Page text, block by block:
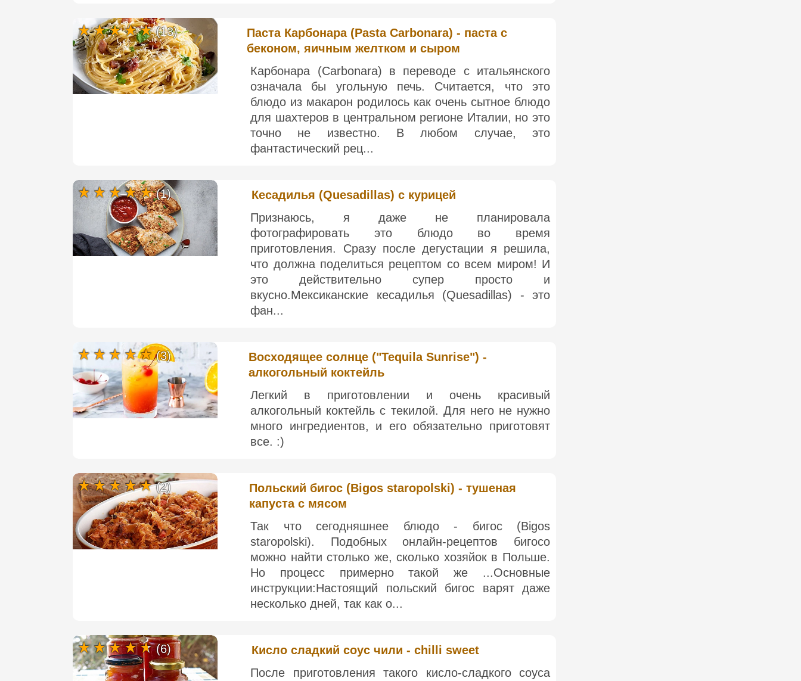
Паста Карбонара (Pasta Carbonara) - паста с
беконом, яичным желтком и сыром
Карбонара (Carbonara) в переводе с итальянского
означала бы угольную печь. Считается, что это
блюдо из макарон родилось как очень сытное блюдо
для шахтеров в центральном регионе Италии, но это
точно не известно. В любом случае, это
фантастический рец...
(13)
Кесадилья (Quesadillas) с курицей
Признаюсь, я даже не планировала
фотографировать это блюдо во время
приготовления. Сразу после дегустации я решила,
что должна поделиться рецептом со всем миром! И
это действительно супер просто и
вкусно.Мексиканские кесадилья (Quesadillas) - это
фан...
(1)
Восходящее солнце ("Tequila Sunrise") -
алкогольный коктейль
Легкий в приготовлении и очень красивый
алкогольный коктейль с текилой. Для него не нужно
много ингредиентов, и его обязательно приготовят
все. :)
(3)
Польский бигос (Bigos staropolski) - тушеная
капуста с мясом
Так что сегодняшнее блюдо - бигос (Bigos
staropolski). Подобных онлайн-рецептов бигосо
можно найти столько же, сколько хозяйок в Польше.
Но процесс примерно такой же ...Основные
инструкции:Настоящий польский бигос варят даже
несколько дней, так как о...
(2)
Кисло сладкий соус чили - chilli sweet
После приготовления такого кисло-сладкого соуса
(6)